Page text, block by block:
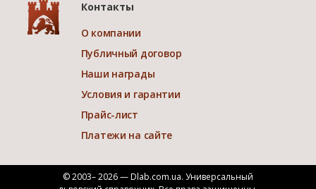
Контакты
О компании
Публичный договор
Наши награды
Условия и гарантии
Прайс-лист
Платежи на сайте
© 2003– 2026 — Dlab.com.ua. Универсальный